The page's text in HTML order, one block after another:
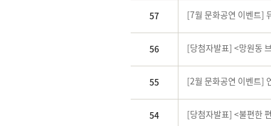
57 [7월 문화공연 이벤트]
56 [당첨자발표] <망원동
55 [2월 문화공연 이벤트]
54 [당첨자발표] <불편한